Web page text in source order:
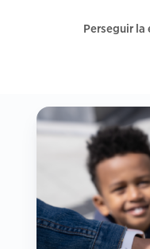
Perseguir la